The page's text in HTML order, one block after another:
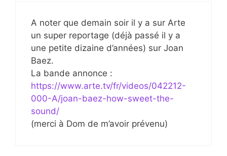
A noter que demain soir il y a sur Arte
un super reportage (déjà passé il y a
une petite dizaine d’années) sur Joan
Baez.
La bande annonce :
https://www.arte.tv/fr/videos/042212-
000-A/joan-baez-how-sweet-the-
sound/
(merci à Dom de m’avoir prévenu)